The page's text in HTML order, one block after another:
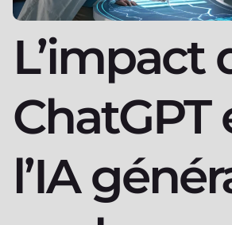
L’impact
ChatGPT
l’IA